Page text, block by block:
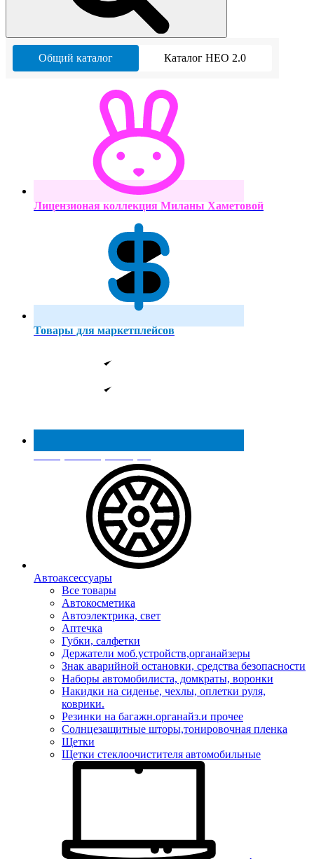
Общий каталог Каталог НЕО 2.0
Лицензионая коллекция Миланы Хаметовой
Товары для маркетплейсов
Реестр МинПромТорга
Автоаксессуары
Все товары
Автокосметика
Автоэлектрика, свет
Аптечка
Губки, салфетки
Держатели моб.устройств,органайзеры
Знак аварийной остановки, средства безопасности
Наборы автомобилиста, домкраты, воронки
Накидки на сиденье, чехлы, оплетки руля,
коврики.
Резинки на багажн.органайз.и прочее
Солнцезащитные шторы,тонировочная пленка
Щетки
Щетки стеклоочистителя автомобильные